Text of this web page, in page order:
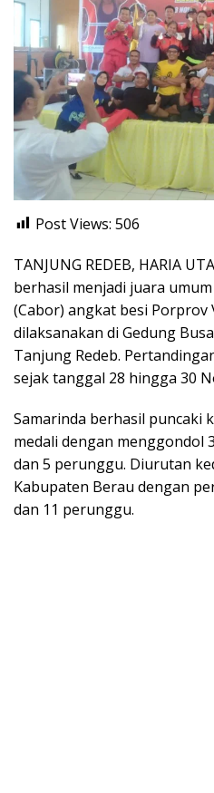
Post Views: 506
TANJUNG REDEB, HARIA
berhasil menjadi juara
(Cabor) angkat besi Porprov
dilaksanakan di Gedung
Tanjung Redeb.
sejak tanggal 28 hingga 30
Samarinda berhasil puncaki
medali dengan menggondol
dan 5 perunggu. Diurutan
Kabupaten Berau dengan
dan 11 perunggu.